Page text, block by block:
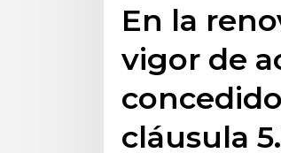
En la
vigor de
cláusula